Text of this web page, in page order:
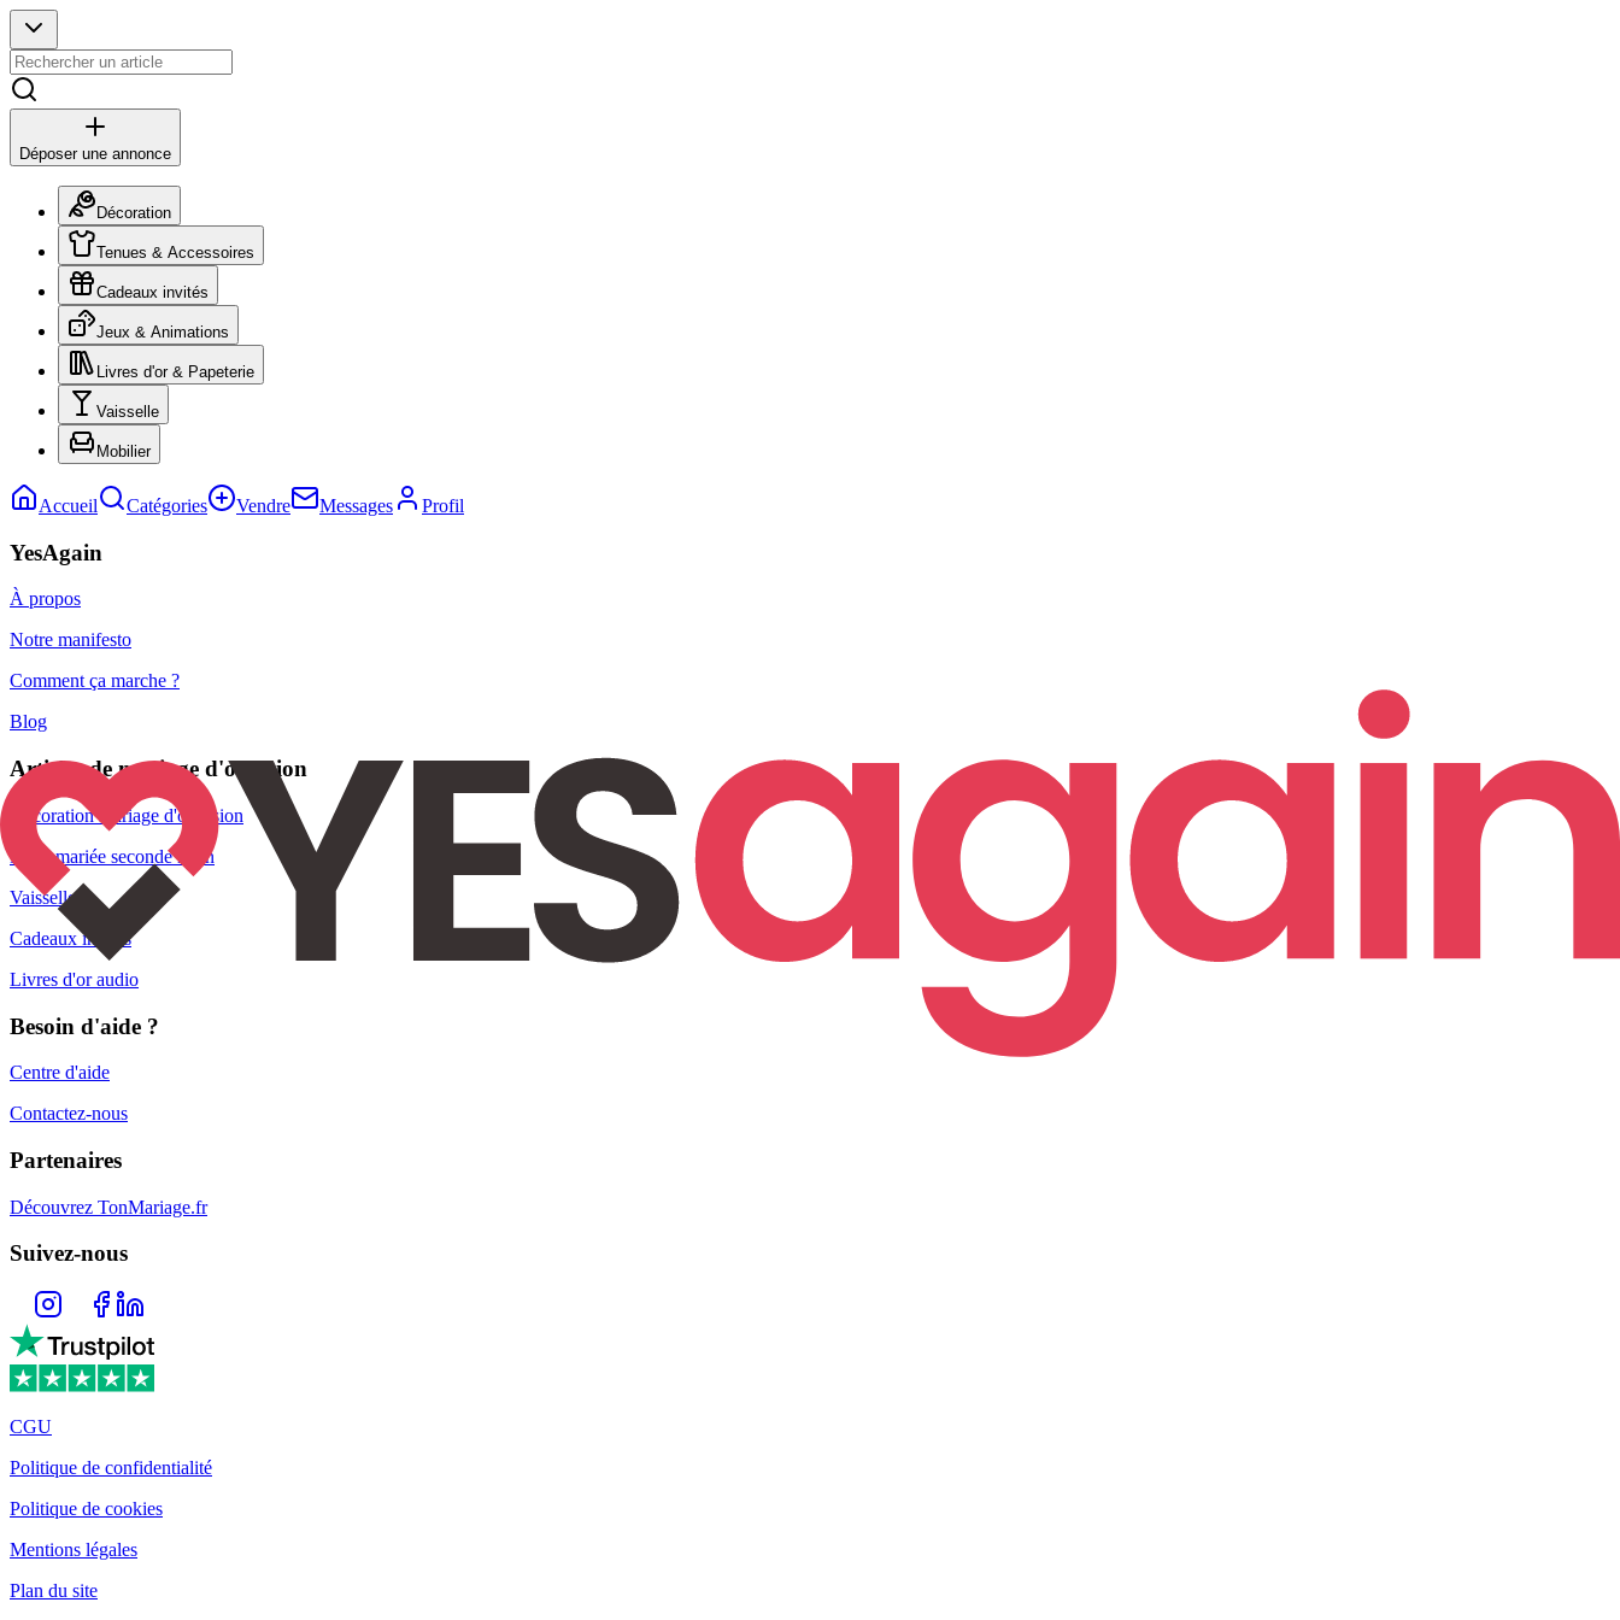
Déposer une annonce
Décoration
Tenues & Accessoires
Cadeaux invités
Jeux & Animations
Livres d'or & Papeterie
Vaisselle
Mobilier
Accueil Catégories Vendre Messages Profil
YesAgain
À propos
Notre manifesto
Comment ça marche ?
Blog
Articles de mariage d'occasion
Décoration mariage d'occasion
Robe mariée seconde main
Vaisselle
Cadeaux invités
Livres d'or audio
Besoin d'aide ?
Centre d'aide
Contactez-nous
Partenaires
Découvrez TonMariage.fr
Suivez-nous
CGU
Politique de confidentialité
Politique de cookies
Mentions légales
Plan du site